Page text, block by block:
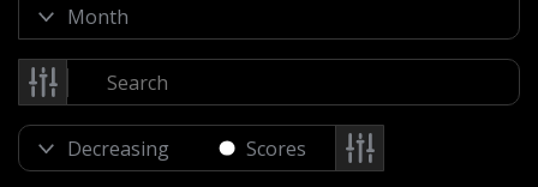
Scores